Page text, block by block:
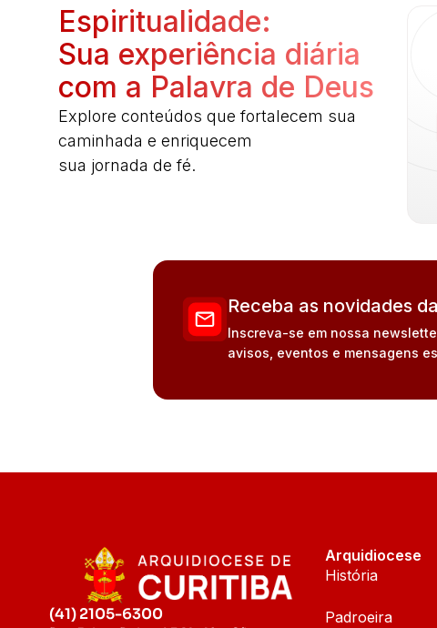
Espiritualidade:
Sua experiência diária
com a Palavra de Deus
Explore conteúdos que fortalecem sua
caminhada e enriquecem
sua jornada de fé.
Receba as novidades
Inscreva-se em nossa
avisos, eventos e mensagens
(41) 2105-6300
Arquidiocese
História
Padroeira